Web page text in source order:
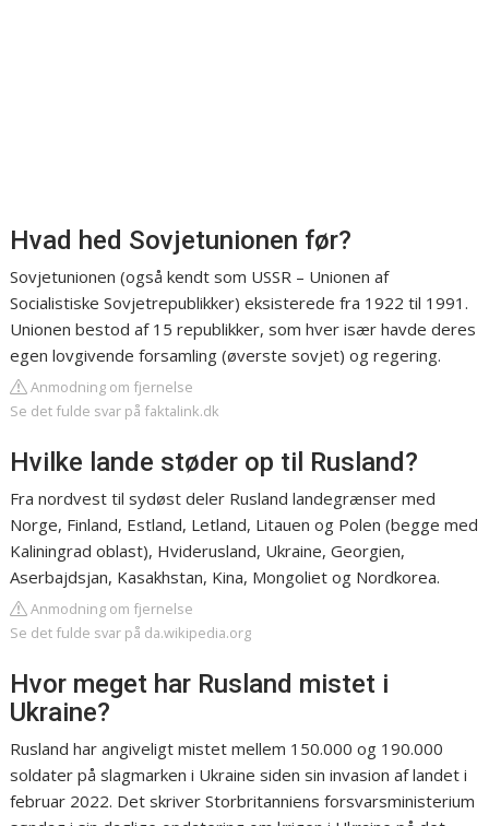
Hvad hed Sovjetunionen før?
Sovjetunionen (også kendt som USSR – Unionen af
Socialistiske Sovjetrepublikker) eksisterede fra 1922 til 1991.
Unionen bestod af 15 republikker, som hver især havde deres
egen lovgivende forsamling (øverste sovjet) og regering.
Anmodning om fjernelse
Se det fulde svar på faktalink.dk
Hvilke lande støder op til Rusland?
Fra nordvest til sydøst deler Rusland landegrænser med
Norge, Finland, Estland, Letland, Litauen og Polen (begge med
Kaliningrad oblast), Hviderusland, Ukraine, Georgien,
Aserbajdsjan, Kasakhstan, Kina, Mongoliet og Nordkorea.
Anmodning om fjernelse
Se det fulde svar på da.wikipedia.org
Hvor meget har Rusland mistet i
Ukraine?
Rusland har angiveligt mistet mellem 150.000 og 190.000
soldater på slagmarken i Ukraine siden sin invasion af landet i
februar 2022. Det skriver Storbritanniens forsvarsministerium